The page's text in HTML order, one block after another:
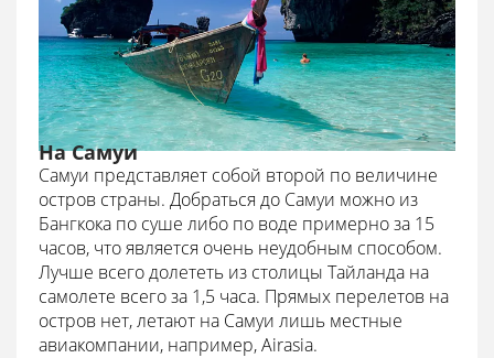
На Самуи
Самуи представляет собой второй по величине
остров страны. Добраться до Самуи можно из
Бангкока по суше либо по воде примерно за 15
часов, что является очень неудобным способом.
Лучше всего долететь из столицы Тайланда на
самолете всего за 1,5 часа. Прямых перелетов на
остров нет, летают на Самуи лишь местные
авиакомпании, например, Airasia.